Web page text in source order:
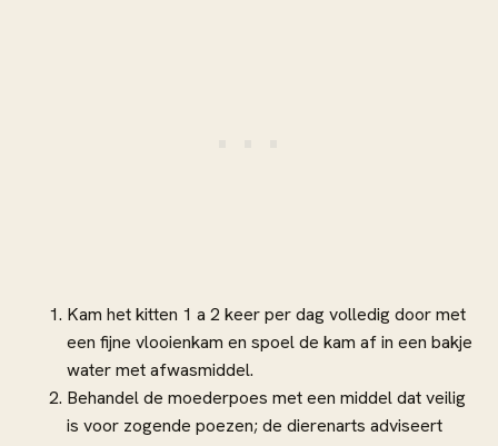
Kam het kitten 1 a 2 keer per dag volledig door met
een fijne vlooienkam en spoel de kam af in een bakje
water met afwasmiddel.
Behandel de moederpoes met een middel dat veilig
is voor zogende poezen; de dierenarts adviseert